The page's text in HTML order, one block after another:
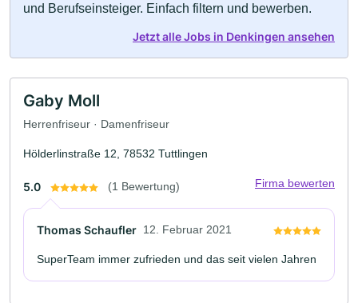
und Berufseinsteiger. Einfach filtern und bewerben.
Jetzt alle Jobs in Denkingen ansehen
Gaby Moll
Herrenfriseur · Damenfriseur
Hölderlinstraße 12, 78532 Tuttlingen
5.0 (1 Bewertung) Firma bewerten
Thomas Schaufler 12. Februar 2021
SuperTeam immer zufrieden und das seit vielen Jahren